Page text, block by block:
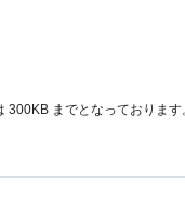
300KB までとなっております